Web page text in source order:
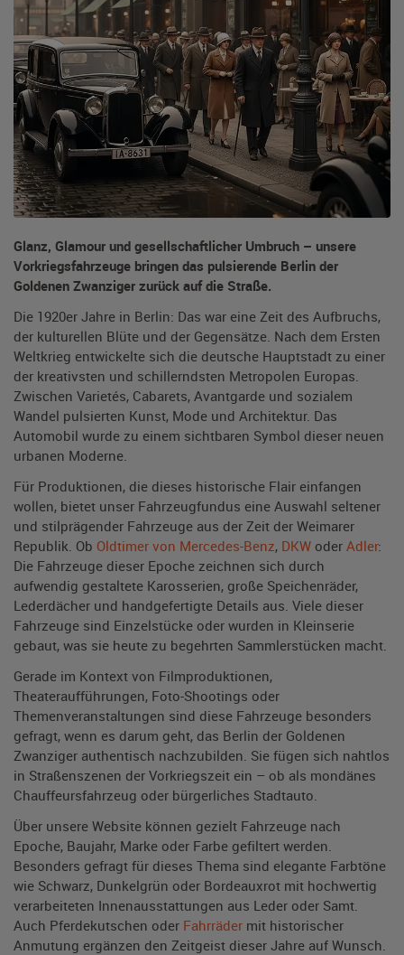
Glanz, Glamour und gesellschaftlicher Umbruch – unsere
Vorkriegsfahrzeuge bringen das pulsierende Berlin der
Goldenen Zwanziger zurück auf die Straße.
Die 1920er Jahre in Berlin: Das war eine Zeit des Aufbruchs,
der kulturellen Blüte und der Gegensätze. Nach dem Ersten
Weltkrieg entwickelte sich die deutsche Hauptstadt zu einer
der kreativsten und schillerndsten Metropolen Europas.
Zwischen Varietés, Cabarets, Avantgarde und sozialem
Wandel pulsierten Kunst, Mode und Architektur. Das
Automobil wurde zu einem sichtbaren Symbol dieser neuen
urbanen Moderne.
Für Produktionen, die dieses historische Flair einfangen
wollen, bietet unser Fahrzeugfundus eine Auswahl seltener
und stilprägender Fahrzeuge aus der Zeit der Weimarer
Republik. Ob Oldtimer von Mercedes-Benz, DKW oder Adler:
Die Fahrzeuge dieser Epoche zeichnen sich durch
aufwendig gestaltete Karosserien, große Speichenräder,
Lederdächer und handgefertigte Details aus. Viele dieser
Fahrzeuge sind Einzelstücke oder wurden in Kleinserie
gebaut, was sie heute zu begehrten Sammlerstücken macht.
Gerade im Kontext von Filmproduktionen,
Theateraufführungen, Foto-Shootings oder
Themenveranstaltungen sind diese Fahrzeuge besonders
gefragt, wenn es darum geht, das Berlin der Goldenen
Zwanziger authentisch nachzubilden. Sie fügen sich nahtlos
in Straßenszenen der Vorkriegszeit ein – ob als mondänes
Chauffeursfahrzeug oder bürgerliches Stadtauto.
Über unsere Website können gezielt Fahrzeuge nach
Epoche, Baujahr, Marke oder Farbe gefiltert werden.
Besonders gefragt für dieses Thema sind elegante Farbtöne
wie Schwarz, Dunkelgrün oder Bordeauxrot mit hochwertig
verarbeiteten Innenausstattungen aus Leder oder Samt.
Auch Pferdekutschen oder Fahrräder mit historischer
Anmutung ergänzen den Zeitgeist dieser Jahre auf Wunsch.